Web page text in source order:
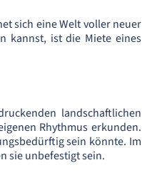
sich eine Welt voller neuer
kannst, ist die Miete eines
landschaftlichen
Rhythmus erkunden.
sein könnte. Im
sie unbefestigt sein.